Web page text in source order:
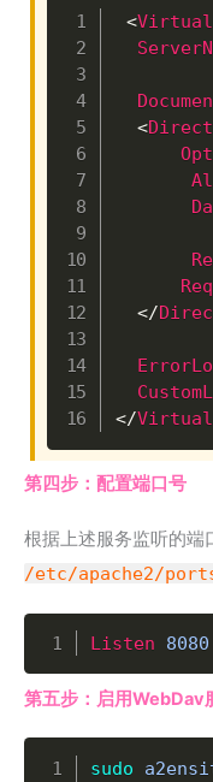
<
<
</
</
第四步：配置端口号
根据上述服务监听的端
/etc/apache2/
Listen
第五步：启用WebDav
sudo